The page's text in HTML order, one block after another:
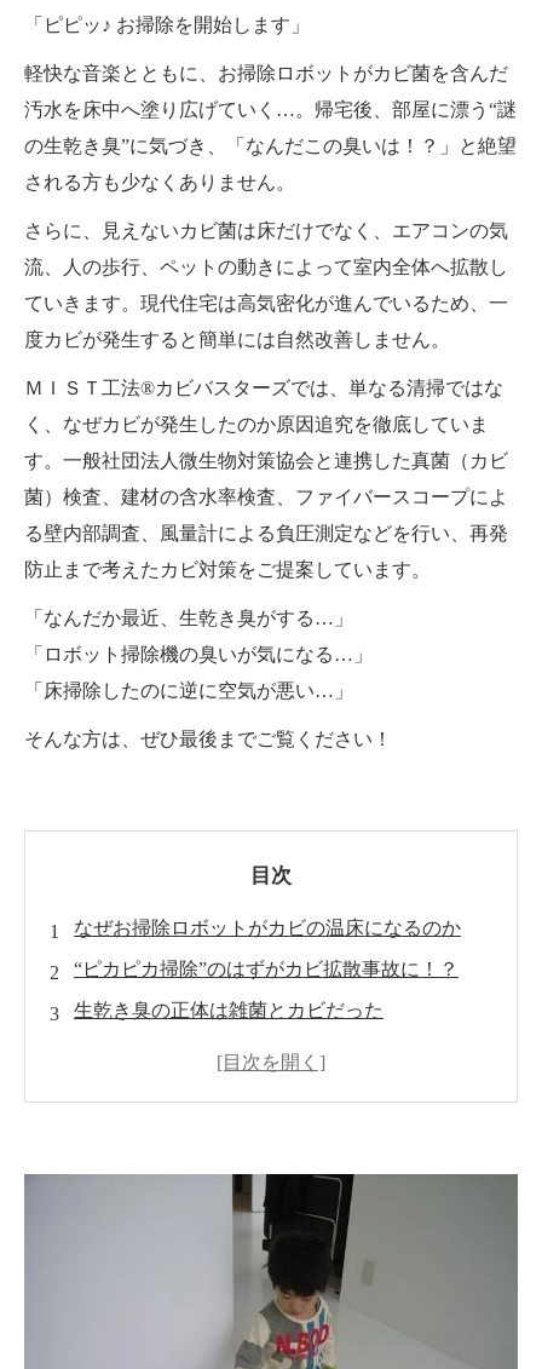
「ピピッ♪ お掃除を開始します」
軽快な音楽とともに、お掃除ロボットがカビ菌を含んだ
汚水を床中へ塗り広げていく…。帰宅後、部屋に漂う“謎
の生乾き臭”に気づき、「なんだこの臭いは！？」と絶望
される方も少なくありません。
さらに、見えないカビ菌は床だけでなく、エアコンの気
流、人の歩行、ペットの動きによって室内全体へ拡散し
ていきます。現代住宅は高気密化が進んでいるため、一
度カビが発生すると簡単には自然改善しません。
ＭＩＳＴ工法®カビバスターズでは、単なる清掃ではな
く、なぜカビが発生したのか原因追究を徹底していま
す。一般社団法人微生物対策協会と連携した真菌（カビ
菌）検査、建材の含水率検査、ファイバースコープによ
る壁内部調査、風量計による負圧測定などを行い、再発
防止まで考えたカビ対策をご提案しています。
「なんだか最近、生乾き臭がする…」
「ロボット掃除機の臭いが気になる…」
「床掃除したのに逆に空気が悪い…」
そんな方は、ぜひ最後までご覧ください！
目次
なぜお掃除ロボットがカビの温床になるのか
“ピカピカ掃除”のはずがカビ拡散事故に！？
生乾き臭の正体は雑菌とカビだった
カビは床だけでは終わらない！壁内部まで拡散
お掃除ロボットを安全に使うための予防対策
まとめ｜便利家電だからこそメンテナンスが重